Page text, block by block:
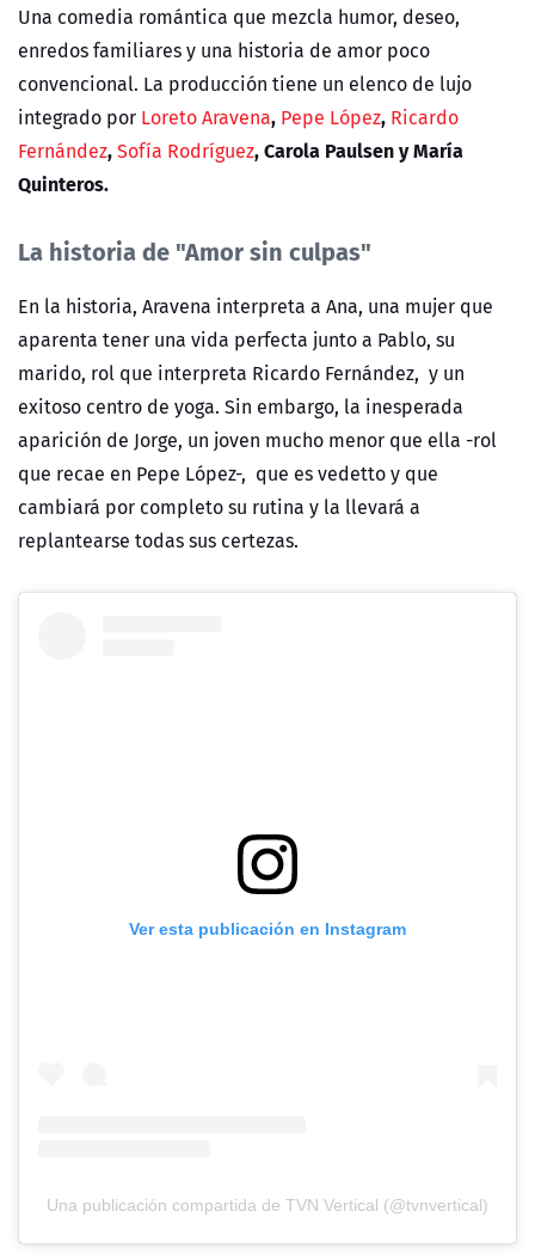
Una comedia romántica que mezcla humor, deseo,
enredos familiares y una historia de amor poco
convencional. La producción tiene un elenco de lujo
integrado por Loreto Aravena, Pepe López, Ricardo
Fernández,Sofía Rodríguez, Carola Paulsen y María
Quinteros.
La historia de "Amor sin culpas"
En la historia, Aravena interpreta a Ana, una mujer que
aparenta tener una vida perfecta junto a Pablo, su
marido, rol que interpreta Ricardo Fernández, y un
exitoso centro de yoga. Sin embargo, la inesperada
aparición de Jorge, un joven mucho menor que ella -rol
que recae en Pepe López-, que es vedetto y que
cambiará por completo su rutina y la llevará a
replantearse todas sus certezas.
Ver esta publicación en Instagram
Una publicación compartida de TVN Vertical (@tvnvertical)